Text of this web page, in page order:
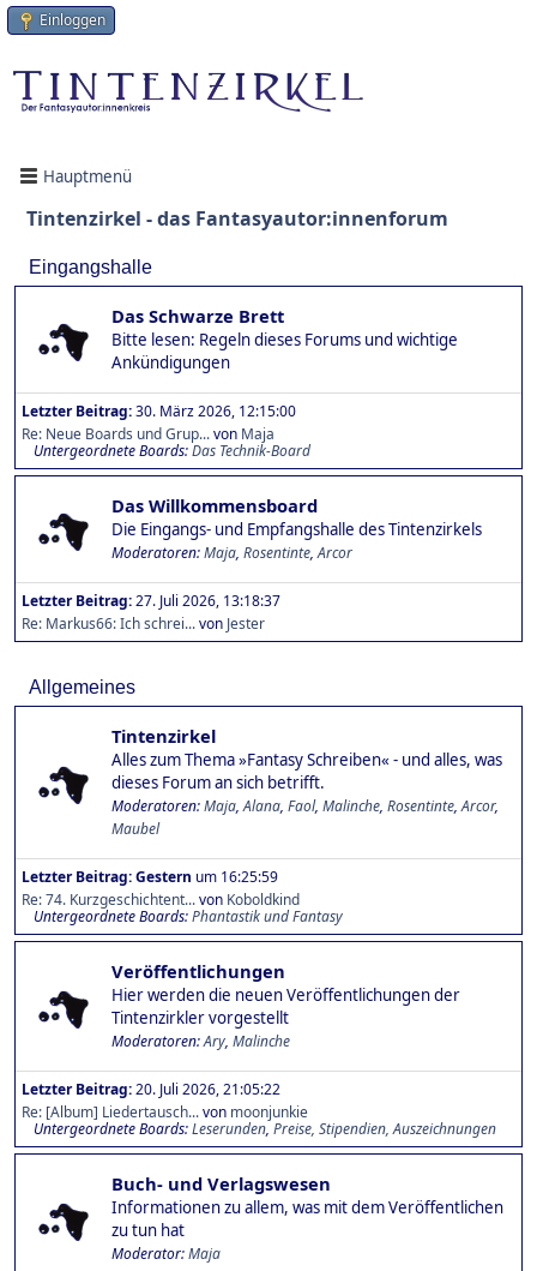
Einloggen
Hauptmenü
Tintenzirkel - das Fantasyautor:innenforum
Eingangshalle
Das Schwarze Brett
Bitte lesen: Regeln dieses Forums und wichtige
Ankündigungen
Letzter Beitrag:30. März 2026, 12:15:00
Re: Neue Boards und Grup...von Maja
Untergeordnete Boards Das Technik-Board
Das Willkommensboard
Die Eingangs- und Empfangshalle des Tintenzirkels
Moderatoren:Maja, Rosentinte,Arcor
Letzter Beitrag:27. Juli 2026, 13:18:37
Re: Markus66: Ich schrei...von Jester
Allgemeines
Tintenzirkel
Alles zum Thema »Fantasy Schreiben« - und alles, was
dieses Forum an sich betrifft.
Moderatoren:Maja,Alana, Faol, Malinche, Rosentinte,Arcor,
Maubel
Letzter Beitrag:Gestern um 16:25:59
Re: 74. Kurzgeschichtent...von Koboldkind
Untergeordnete Boards Phantastik und Fantasy
Veröffentlichungen
Hier werden die neuen Veröffentlichungen der
Tintenzirkler vorgestellt
Moderatoren:Ary, Malinche
Letzter Beitrag:20. Juli 2026, 21:05:22
Re: [Album] Liedertausch...von moonjunkie
Untergeordnete Boards Leserunden Preise, Stipendien, Auszeichnungen
Buch- und Verlagswesen
Informationen zu allem, was mit dem Veröffentlichen
zu tun hat
Moderator:Maja